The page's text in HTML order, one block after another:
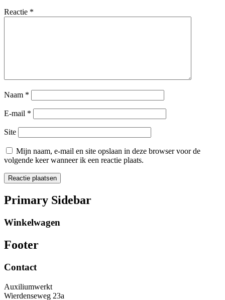
Reactie *
Naam *
E-mail *
Site
Mijn naam, e-mail en site opslaan in deze browser voor de
volgende keer wanneer ik een reactie plaats.
Primary Sidebar
Winkelwagen
Footer
Contact
Auxiliumwerkt
Wierdenseweg 23a